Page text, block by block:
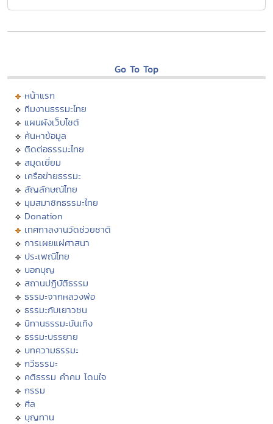
Go To Top
หน้าแรก
ทีมงานธรรมะไทย
แผนผังเว็บไซต์
ค้นหาข้อมูล
ติดต่อธรรมะไทย
สมุดเยี่ยม
เครือข่ายธรรมะ
สัญลักษณ์ไทย
มุมสมาชิกธรรมะไทย
Donation
เทศกาลงานวัดช่วยชาติ
การเผยแผ่ศาสนา
ประเพณีไทย
บอกบุญ
สถานปฏิบัติธรรม
ธรรมะจากหลวงพ่อ
ธรรมะกับเยาวชน
นิทานธรรมะบันเทิง
ธรรมะบรรยาย
บทความธรรมะ
กวีธรรมะ
คติธรรม คำคม โดนใจ
กรรม
ศีล
บุญทาน